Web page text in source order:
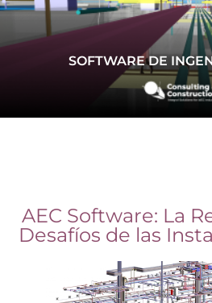
SOFTWARE DE
AEC Software: La
Desafíos de las